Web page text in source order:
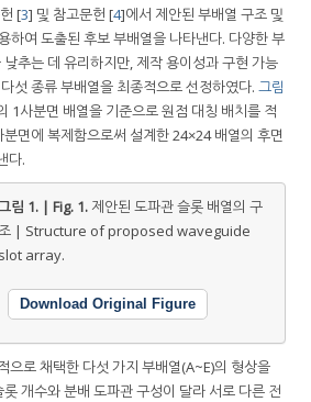
[3] 및 참고문헌 [4]에서 제안된 부배열 구조 및
하여 도출된 후보 부배열을 나타낸다. 다양한 부
추는 데 유리하지만, 제작 용이성과 구현 가능
섯 종류 부배열을 최종적으로 선정하였다. 그림
1사분면 배열을 기준으로 원점 대칭 배치를 적
분면에 복제함으로써 설계한 24×24 배열의 후면
다.
림 1. | Fig. 1. 제안된 도파관 슬롯 배열의 구
| Structure of proposed waveguide
slot array.
Download Original Figure
으로 채택한 다섯 가지 부배열(A~E)의 형상을
개수와 분배 도파관 구성이 달라 서로 다른 전